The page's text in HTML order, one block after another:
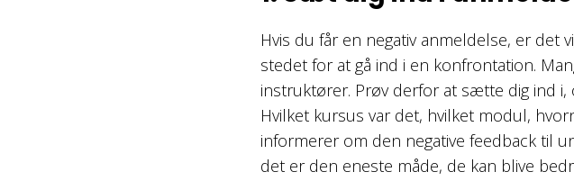
Hvis du får en negativ anmeldelse, er det
stedet for at gå ind i en konfrontation.
instruktører. Prøv derfor at sætte dig ind i,
Hvilket kursus var det, hvilket modul,
informerer om den negative feedback til
det er den eneste måde, de kan blive